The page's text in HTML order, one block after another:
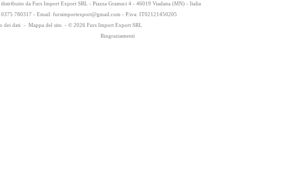
distribuito da Furs Import Export SRL - Piazza Gramsci 4 - 46019 Viadana (MN) - Italia
0375 780317 - Email: fursimportexport@gmail.com - P.iva: IT02121450205
dei dati - Mappa del sito - © 2026 Furs Import Export SRL
Ringraziamenti